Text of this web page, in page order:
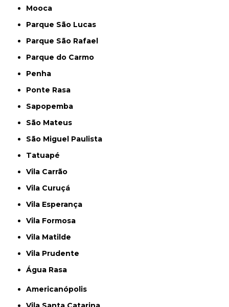
Mooca
Parque São Lucas
Parque São Rafael
Parque do Carmo
Penha
Ponte Rasa
Sapopemba
São Mateus
São Miguel Paulista
Tatuapé
Vila Carrão
Vila Curuçá
Vila Esperança
Vila Formosa
Vila Matilde
Vila Prudente
Água Rasa
Americanópolis